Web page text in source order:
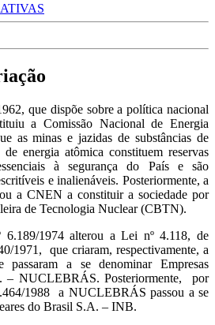
que dispõe sobre a política nacional
a Comissão Nacional de Energia
as minas e jazidas de substâncias de
energia atômica constituem reservas
à segurança do País e são
e inalienáveis. Posteriormente, a
a CNEN a constituir a sociedade por
de Tecnologia Nuclear (CBTN).
1974 alterou a Lei nº 4.118, de
1971, que criaram, respectivamente, a
a se denominar Empresas
– NUCLEBRÁS. Posteriormente, por
1988 a NUCLEBRÁS passou a se
do Brasil S.A. – INB.